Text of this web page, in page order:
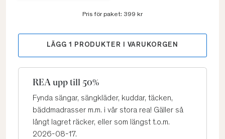
Pris för paket: 399 kr
LÄGG 1 PRODUKTER I VARUKORGEN
REA upp till 50%
Fynda sängar, sängkläder, kuddar, täcken,
bäddmadrasser m.m. i vår stora rea! Gäller så
långt lagret räcker, eller som längst t.o.m.
2026-08-17.